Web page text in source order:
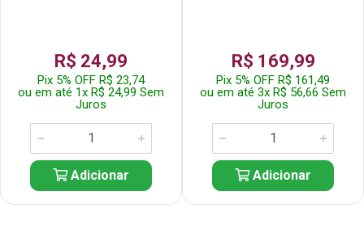
R$ 24,99
Pix 5% OFF R$ 23,74
ou em até 1x R$ 24,99 Sem
Juros
Adicionar
R$ 169,99
Pix 5% OFF R$ 161,49
ou em até 3x R$ 56,66 Sem
Juros
Adicionar